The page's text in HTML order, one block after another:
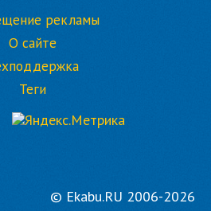
рекламы
О сайте
Теги
© Ekabu.RU 2006-2026